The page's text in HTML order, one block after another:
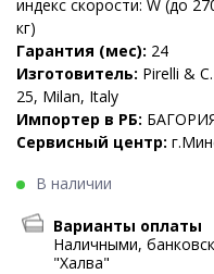
индекс скорости: W (до
кг)
Гарантия (мес): 24
Изготовитель: Pirelli &
25, Milan, Italy
Импортер в РБ:
Сервисный центр:
В наличии
Варианты оплаты
Наличными,
"Халва"